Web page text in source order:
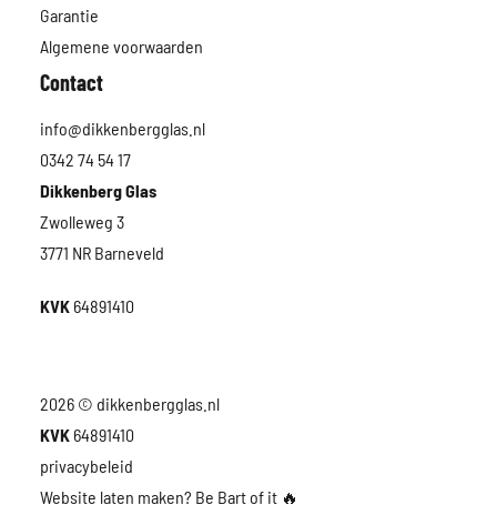
Garantie
Algemene voorwaarden
Contact
info@dikkenbergglas.nl
0342 74 54 17
Dikkenberg Glas
Zwolleweg 3
3771 NR Barneveld
KVK64891410
2026 © dikkenbergglas.nl
KVK64891410
privacybeleid
Website laten maken? Be Bart of it 🔥